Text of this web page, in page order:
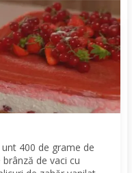
400 de grame de
de vaci cu